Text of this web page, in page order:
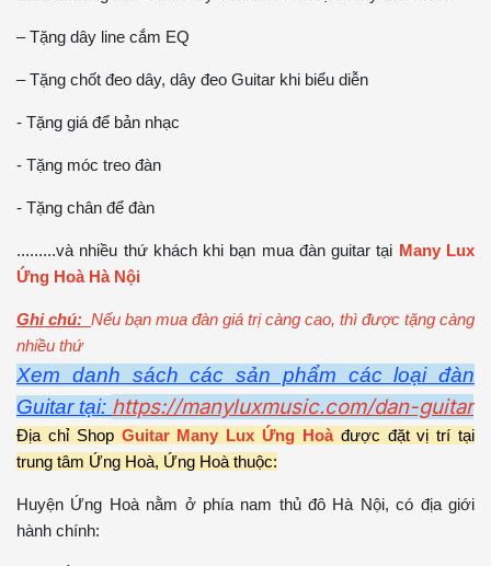
– Tặng dây line cắm EQ
– Tặng chốt đeo dây, dây đeo Guitar khi biểu diễn
- Tặng giá để bản nhạc
- Tặng móc treo đàn
- Tặng chân để đàn
.........và nhiều thứ khách khi bạn mua đàn guitar tại Many Lux
Ứng Hoà Hà Nội
Ghi chú: Nếu bạn mua đàn giá trị càng cao, thì được tặng càng
nhiều thứ
Xem danh sách các sản phẩm các loại đàn
Guitar tại: https://manyluxmusic.com/dan-guitar
Địa chỉ Shop Guitar Many Lux Ứng Hoà được đặt vị trí tại
trung tâm Ứng Hoà, Ứng Hoà thuộc:
Huyện Ứng Hoà nằm ở phía nam thủ đô Hà Nội, có địa giới
hành chính: